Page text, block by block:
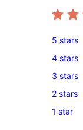
3
5-
star
reviews
5 stars
0
4-
star
reviews
4 stars
0
3-
star
3 stars
0
2-
2 stars
0
1 star